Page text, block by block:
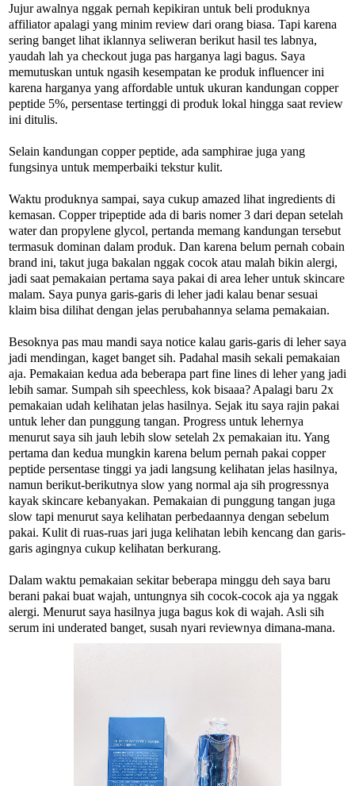
Jujur awalnya nggak pernah kepikiran untuk beli produknya
affiliator apalagi yang minim review dari orang biasa. Tapi karena
sering banget lihat iklannya seliweran berikut hasil tes labnya,
yaudah lah ya checkout juga pas harganya lagi bagus. Saya
memutuskan untuk ngasih kesempatan ke produk influencer ini
karena harganya yang affordable untuk ukuran kandungan copper
peptide 5%, persentase tertinggi di produk lokal hingga saat review
ini ditulis.
Selain kandungan copper peptide, ada samphirae juga yang
fungsinya untuk memperbaiki tekstur kulit.
Waktu produknya sampai, saya cukup amazed lihat ingredients di
kemasan. Copper tripeptide ada di baris nomer 3 dari depan setelah
water dan propylene glycol, pertanda memang kandungan tersebut
termasuk dominan dalam produk. Dan karena belum pernah cobain
brand ini, takut juga bakalan nggak cocok atau malah bikin alergi,
jadi saat pemakaian pertama saya pakai di area leher untuk skincare
malam. Saya punya garis-garis di leher jadi kalau benar sesuai
klaim bisa dilihat dengan jelas perubahannya selama pemakaian.
Besoknya pas mau mandi saya notice kalau garis-garis di leher saya
jadi mendingan, kaget banget sih. Padahal masih sekali pemakaian
aja. Pemakaian kedua ada beberapa part fine lines di leher yang jadi
lebih samar. Sumpah sih speechless, kok bisaaa? Apalagi baru 2x
pemakaian udah kelihatan jelas hasilnya. Sejak itu saya rajin pakai
untuk leher dan punggung tangan. Progress untuk lehernya
menurut saya sih jauh lebih slow setelah 2x pemakaian itu. Yang
pertama dan kedua mungkin karena belum pernah pakai copper
peptide persentase tinggi ya jadi langsung kelihatan jelas hasilnya,
namun berikut-berikutnya slow yang normal aja sih progressnya
kayak skincare kebanyakan. Pemakaian di punggung tangan juga
slow tapi menurut saya kelihatan perbedaannya dengan sebelum
pakai. Kulit di ruas-ruas jari juga kelihatan lebih kencang dan garis-
garis agingnya cukup kelihatan berkurang.
Dalam waktu pemakaian sekitar beberapa minggu deh saya baru
berani pakai buat wajah, untungnya sih cocok-cocok aja ya nggak
alergi. Menurut saya hasilnya juga bagus kok di wajah. Asli sih
serum ini underated banget, susah nyari reviewnya dimana-mana.